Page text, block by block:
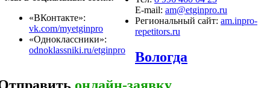
«ВКонтакте»:
vk.com/myetginpro
«Одноклассники»:
odnoklassniki.ru/etginpro
онлайн-заявку
E-mail: am@etginpro.ru
Региональный сайт: am.inpro-
repetitors.ru
Вологда